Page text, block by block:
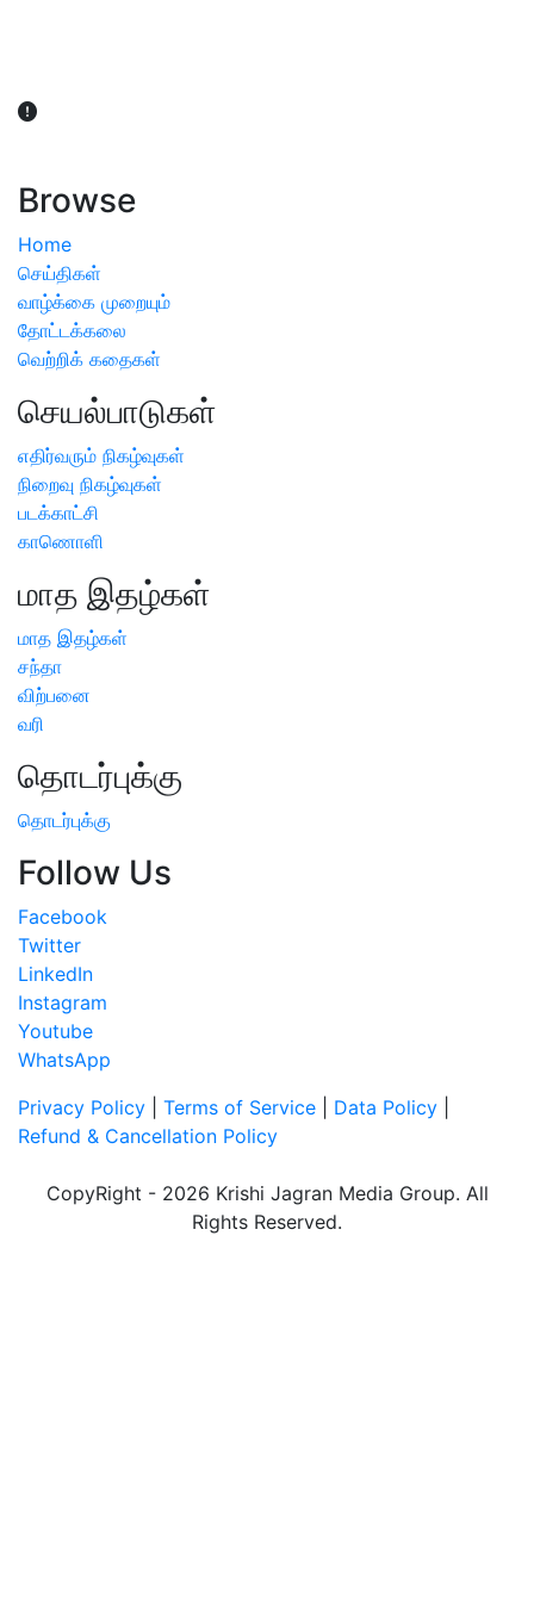
Browse
Home
செய்திகள்
வாழ்க்கை முறையும்
தோட்டக்கலை
வெற்றிக் கதைகள்
செயல்பாடுகள்
எதிர்வரும் நிகழ்வுகள்
நிறைவு நிகழ்வுகள்
படக்காட்சி
காணொளி
மாத இதழ்கள்
மாத இதழ்கள்
சந்தா
விற்பனை
வரி
தொடர்புக்கு
தொடர்புக்கு
Follow Us
Facebook
Twitter
LinkedIn
Instagram
Youtube
WhatsApp
Privacy Policy
Terms of Service Data Policy
Refund & Cancellation Policy
CopyRight - 2026 Krishi Jagran Media Group. All
Rights Reserved.